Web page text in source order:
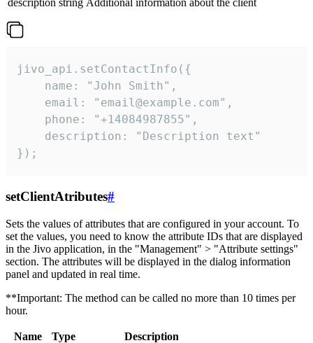
description string Additional information about the client
jivo_api.setContactInfo({
    name: "John Smith",
    email: "email@example.com",
    phone: "+14084987855",
    description: "Description text"
});
setClientAtributes#
Sets the values ​​of attributes that are configured in your account. To
set the values, you need to know the attribute IDs that are displayed
in the Jivo application, in the "Management" > "Attribute settings"
section. The attributes will be displayed in the dialog information
panel and updated in real time.
**Important: The method can be called no more than 10 times per
hour.
Name Type
Description